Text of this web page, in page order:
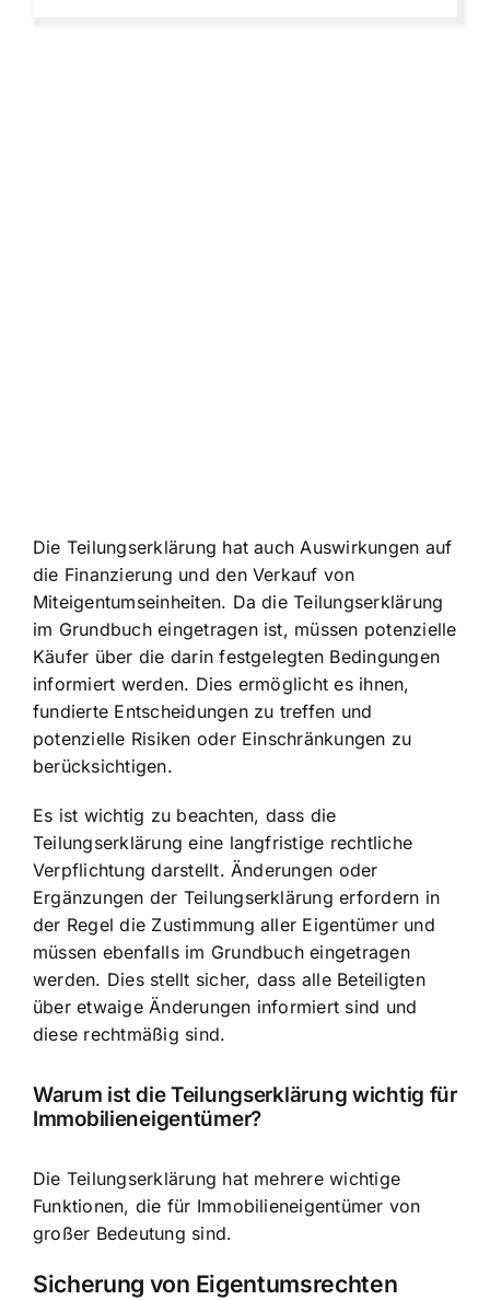
Die Teilungserklärung hat auch Auswirkungen auf
die Finanzierung und den Verkauf von
Miteigentumseinheiten. Da die Teilungserklärung
im Grundbuch eingetragen ist, müssen potenzielle
Käufer über die darin festgelegten Bedingungen
informiert werden. Dies ermöglicht es ihnen,
fundierte Entscheidungen zu treffen und
potenzielle Risiken oder Einschränkungen zu
berücksichtigen.
Es ist wichtig zu beachten, dass die
Teilungserklärung eine langfristige rechtliche
Verpflichtung darstellt. Änderungen oder
Ergänzungen der Teilungserklärung erfordern in
der Regel die Zustimmung aller Eigentümer und
müssen ebenfalls im Grundbuch eingetragen
werden. Dies stellt sicher, dass alle Beteiligten
über etwaige Änderungen informiert sind und
diese rechtmäßig sind.
Warum ist die Teilungserklärung wichtig für
Immobilieneigentümer?
Die Teilungserklärung hat mehrere wichtige
Funktionen, die für Immobilieneigentümer von
großer Bedeutung sind.
Sicherung von Eigentumsrechten